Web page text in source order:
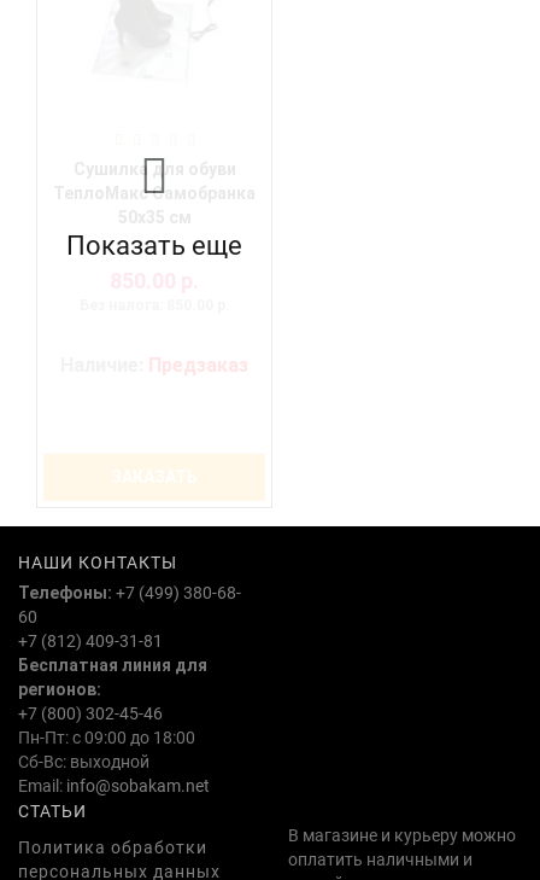
ТеплоМакс Самобранка
Предзаказ
ЗАКАЗАТЬ
Показать еще
НАШИ КОНТАКТЫ
Телефоны: +7 (499) 380-68-
60
+7 (812) 409-31-81
Бесплатная линия для
регионов:
+7 (800) 302-45-46
Пн-Пт: с 09:00 до 18:00
Сб-Вс: выходной
Email: info@sobakam.net
СТАТЬИ
Политика обработки
персональных данных
В магазине и курьеру можно
оплатить наличными и